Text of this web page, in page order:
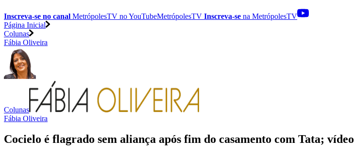
Inscreva-se no canal MetrópolesTV noYouTubeMetrópolesTV Inscreva-se na MetrópolesTV
Página Inicial
Colunas
Fábia Oliveira
Colunas
Fábia Oliveira
Cocielo é flagrado sem aliança após fim do casamento com Tata; vídeo